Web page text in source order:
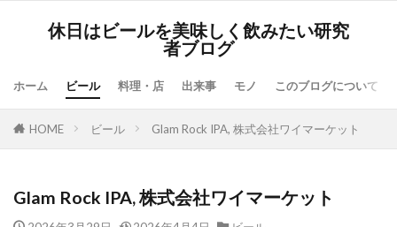
休日はビールを美味しく飲みたい研究
者ブログ
ホーム ビール 料理・店 出来事 モノ このブログについて
HOME ビール Glam Rock IPA, 株式会社ワイマーケット
Glam Rock IPA, 株式会社ワイマーケット